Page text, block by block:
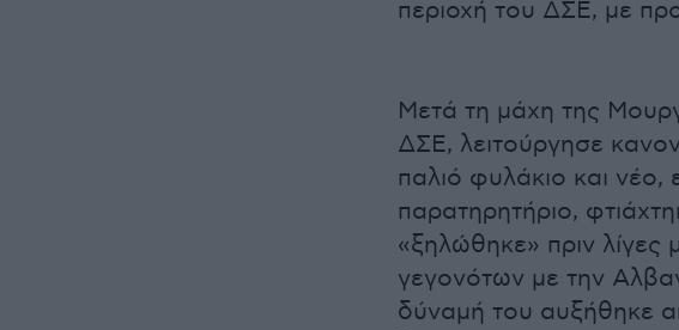
περιοχή του ΔΣΕ, με
Μετά τη μάχη της
ΔΣΕ, λειτούργησε
παλιό φυλάκιο και νέο,
παρατηρητήριο,
«ξηλώθηκε» πριν
γεγονότων με την
δύναμή του αυξήθηκε